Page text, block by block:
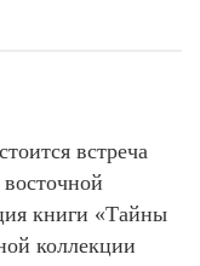
встреча
книги «Тайны
коллекции